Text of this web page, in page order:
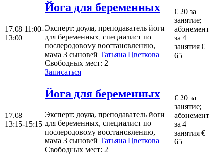
17.08 11:00-
13:00
Йога для беременных
Эксперт: доула, преподаватель йоги
для беременных, специалист по
послеродовому восстановлению,
мама 3 сыновей Татьяна Цветкова
Свободных мест: 2
Записаться
€ 20 за
занятие;
абонемент
за 4
занятия €
65
17.08
13:15-15:15
Йога для беременных
Эксперт: доула, преподаватель йоги
для беременных, специалист по
послеродовому восстановлению,
мама 3 сыновей Татьяна Цветкова
Свободных мест: 2
€ 20 за
занятие;
абонемент
за 4
занятия €
65